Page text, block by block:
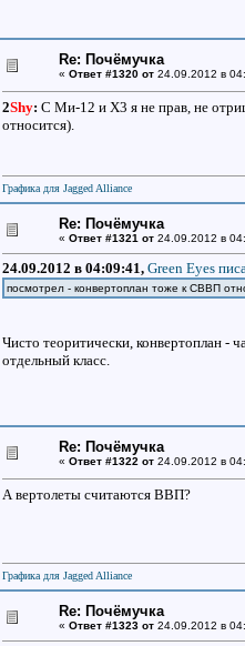
Re: Почёмучка
« Ответ #1320 от24.09.2012 в
2Shy: C Ми-12 и X3 я не прав, не
относится).
Графика для Jagged Alliance
Re: Почёмучка
« Ответ #1321 от24.09.2012 в
24.09.2012 в 04:09:41, Green Eyes
посмотрел - конвертоплан тоже к СВВП
Чисто теоритически, конвертоплан
отдельный класс.
Re: Почёмучка
« Ответ #1322 от24.09.2012 в
А вертолеты считаются ВВП?
Графика для Jagged Alliance
Re: Почёмучка
« Ответ #1323 от24.09.2012 в